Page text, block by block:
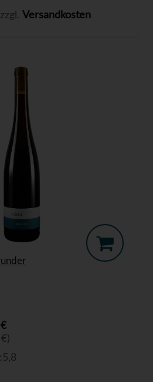
Versandkosten